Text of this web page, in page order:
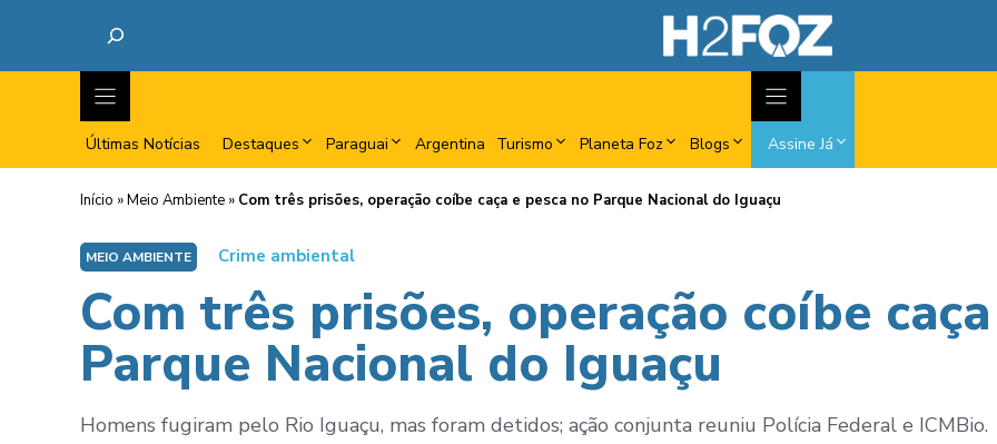
Últimas Notícias Destaques Paraguai Argentina Turismo Planeta Foz Blogs Assine Já
Início »Meio Ambiente » Com três prisões, operação coíbe caça e pesca no Parque Nacional do Iguaçu
MEIO AMBIENTE Crime ambiental
Com três prisões, operação coíbe
Parque Nacional do Iguaçu
Homens fugiram pelo Rio Iguaçu, mas foram detidos; ação conjunta reuniu Polícia Federal e ICMBio.